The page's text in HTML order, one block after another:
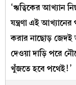
‘ঋত্বিকের আখ্যান
যন্ত্রণা এই
করার নাছোড় জেদই
দেওয়া দাড়ি পরে
খুঁজতে হবে পথেই!’